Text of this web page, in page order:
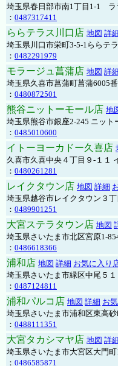
埼玉県春日部市南1丁目1-1 ラ
： 0487317411
ららテラス川口店 地図 詳
埼玉県川口市栄町3-5-1ららテ
： 0482291979
モラージュ菖蒲店 地図 詳
埼玉県久喜市菖蒲町菖蒲6005
： 0480872501
熊谷ニットーモール店 地
埼玉県熊谷市銀座2-245 ニット
： 0485010600
イトーヨーカドー久喜店
久喜市久喜中央４丁目９-１１
： 0480261281
レイクタウン店 地図 詳細
埼玉県越谷市レイクタウン３丁
： 0489901251
大宮ステラタウン店 地図
埼玉県さいたま市北区宮原1-
： 0486618366
浦和店 地図 詳細 お気に入り
埼玉県さいたま市緑区中尾５１
： 0487124811
浦和パルコ店 地図 詳細 お
埼玉県さいたま市浦和区東高
： 0488111351
大宮タカシマヤ店 地図 詳
埼玉県さいたま市大宮区大門
： 0486585871